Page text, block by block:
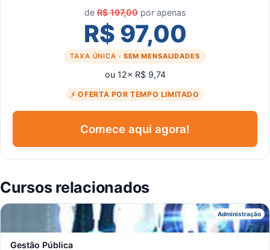
de R$ 197,00 por apenas
R$ 97,00
TAXA ÚNICA · SEM MENSALIDADES
ou 12× R$ 9,74
⚡ OFERTA POR TEMPO LIMITADO
Comece aqui agora!
Cursos relacionados
Administração
G
Gestão Pública